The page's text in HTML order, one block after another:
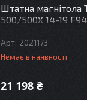
Штатна магнітола
500/500X 14-19
2021173
Немає в наявності
21 198 ₴